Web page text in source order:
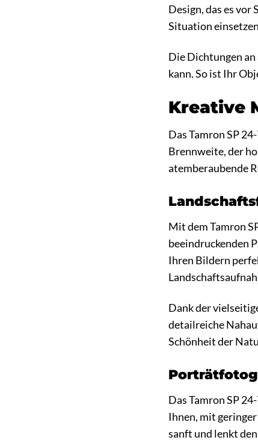
Design, das es
Situation
Die Dichtungen an
kann. So ist Ihr
Kreative
Das Tamron SP
Brennweite, der
atemberaubende
Mit dem Tamron
beeindruckenden
Ihren Bildern
Dank der
detailreiche
Schönheit der
Das Tamron SP
Ihnen, mit
sanft und lenkt